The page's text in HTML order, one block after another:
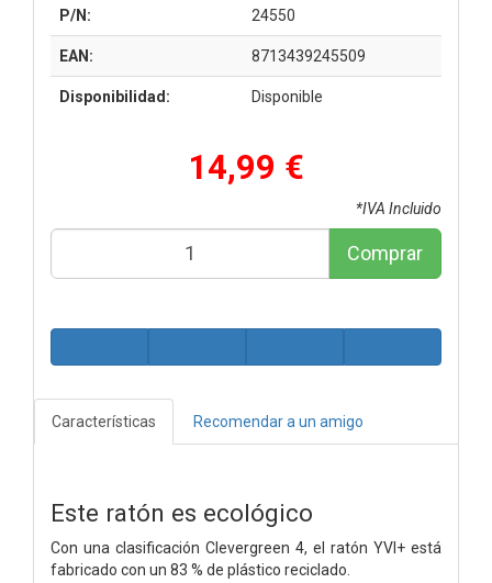
P/N: 24550
EAN: 8713439245509
Disponibilidad: Disponible
14,99 €
*IVA Incluido
Comprar
Características Recomendar a un amigo
Este ratón es ecológico
Con una clasificación Clevergreen 4, el ratón YVI+ está
fabricado con un 83 % de plástico reciclado.